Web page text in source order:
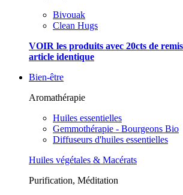
Bivouak
Clean Hugs
VOIR les produits avec 20cts de
article identique
Bien-être
Aromathérapie
Huiles essentielles
Gemmothérapie - Bourgeons Bio
Diffuseurs d'huiles essentielles
Huiles végétales & Macérats
Purification, Méditation